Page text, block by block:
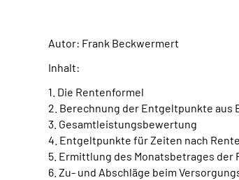
Autor: Frank Beckwermert
Inhalt:
1. Die Rentenformel
2. Berechnung der Entgeltpunkte aus
3. Gesamtleistungsbewertung
4. Entgeltpunkte für Zeiten nach
5. Ermittlung des Monatsbetrages der
6. Zu- und Abschläge beim